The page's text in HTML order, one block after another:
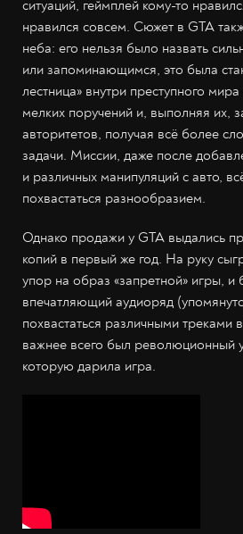
ситуаций, геймплей кому-то
нравился совсем. Сюжет в GTA
неба: его нельзя было назвать
или запоминающимся, это была
лестница» внутри преступного
мелких поручений и, выполняя их,
авторитетов, получая всё более
задачи. Миссии, даже после
и различных манипуляций с авто,
похвастаться разнообразием.
Однако продажи у GTA выдались
копий в первый же год. На руку
упор на образ «запретной» игры, и
впечатляющий аудиоряд
похвастаться различными треками
важнее всего был революционный
которую дарила игра.